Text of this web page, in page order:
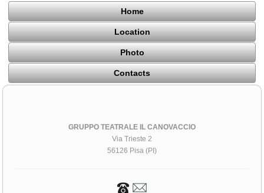
Home
Location
Photo
Contacts
GRUPPO TEATRALE IL CANOVACCIO
Via Trieste 2
56126 Pisa (PI)